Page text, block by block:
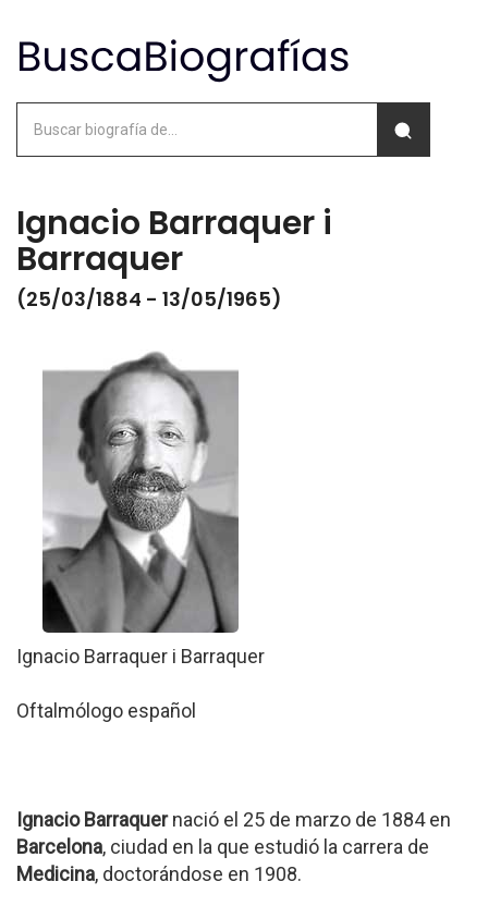
Ignacio Barraquer i
Barraquer
(25/03/1884 - 13/05/1965)
Ignacio Barraquer i Barraquer
Oftalmólogo español
Ignacio Barraquernació el 25 de marzo de 1884 en
Barcelona, ciudad en la que estudió la carrera de
Medicina, doctorándose en 1908.